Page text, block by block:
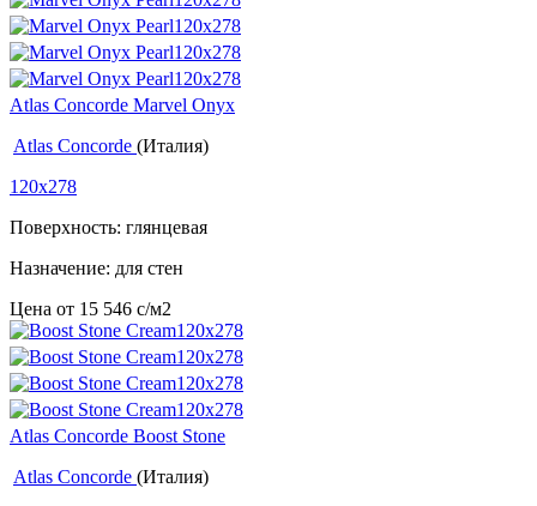
Atlas Concorde Marvel Onyx
Atlas Concorde (Италия)
120x278
Поверхность: глянцевая
Назначение: для стен
Цена от 15 546 c/м2
Atlas Concorde Boost Stone
Atlas Concorde (Италия)